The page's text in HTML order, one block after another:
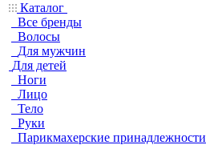
Каталог
Все бренды
Волосы
Для мужчин
Для детей
Ноги
Лицо
Тело
Руки
Парикмахерские принадлежности